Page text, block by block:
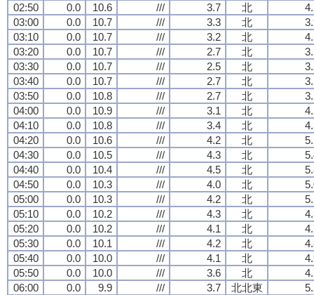
02:50
0.0 10.6 /// 3.7 北
03:00
0.0 10.7 /// 3.3 北
03:10
0.0 10.7 /// 3.2 北
03:20
0.0 10.7 /// 2.7 北
03:30
0.0 10.7 /// 2.5 北
03:40
0.0 10.7 /// 2.7 北
03:50
0.0 10.8 /// 2.7 北
04:00
0.0 10.9 /// 3.1 北
04:10
0.0 10.8 /// 3.4 北
04:20
0.0 10.6 /// 4.2 北
04:30
0.0 10.5 /// 4.3 北
04:40
0.0 10.4 /// 4.5 北
04:50
0.0 10.3 /// 4.0 北
05:00
0.0 10.3 /// 4.2 北
05:10
0.0 10.2 /// 4.3 北
05:20
0.0 10.2 /// 4.1 北
05:30
0.0 10.1 /// 4.2 北
05:40
0.0 10.0 /// 4.1 北
05:50
0.0 10.0 /// 3.6 北
06:00
0.0 9.9 /// 3.7 北北東